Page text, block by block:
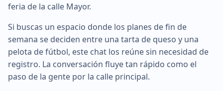
feria de la calle Mayor.
Si buscas un espacio donde los planes de fin de
semana se deciden entre una tarta de queso y una
pelota de fútbol, este chat los reúne sin necesidad de
registro. La conversación fluye tan rápido como el
paso de la gente por la calle principal.